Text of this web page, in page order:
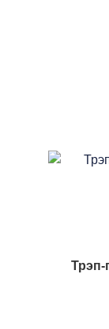
Трэп-